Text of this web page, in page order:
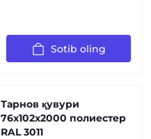
Sotib oling
Тарнов қувури
76х102х2000 полиестер
RAL 3011